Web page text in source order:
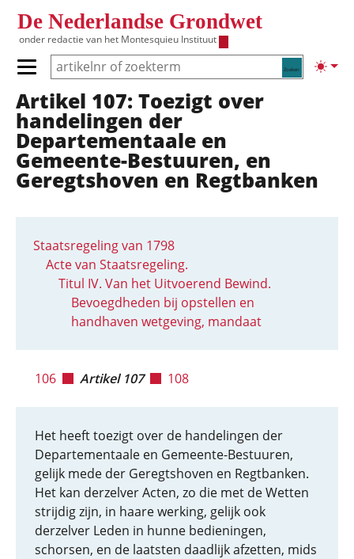
De Nederlandse Grondwet
onder redactie van het Montesquieu Instituut
Zoeken
Primair menu tonen/verbergen
Hoofdnavigatie
Artikel 107: Toezigt over
handelingen der
Departementaale en
Gemeente-Bestuuren, en
Geregtshoven en Regtbanken
Staatsregeling van 1798
Acte van Staatsregeling.
Titul IV. Van het Uitvoerend Bewind.
Bevoegdheden bij opstellen en
handhaven wetgeving, mandaat
106 Artikel 107 108
Het heeft toezigt over de handelingen der
Departementaale en Gemeente-Bestuuren,
gelijk mede der Geregtshoven en Regtbanken.
Het kan derzelver Acten, zo die met de Wetten
strijdig zijn, in haare werking, gelijk ook
derzelver Leden in hunne bedieningen,
schorsen, en de laatsten daadlijk afzetten, mids